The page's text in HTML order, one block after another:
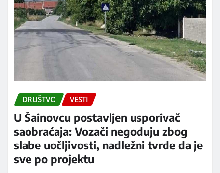
DRUŠTVO VESTI
U Šainovcu postavljen usporivač
saobraćaja: Vozači negoduju zbog
slabe uočljivosti, nadležni tvrde da je
sve po projektu